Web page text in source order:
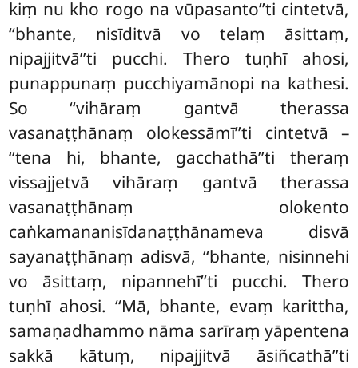
kiṃ nu kho rogo na vūpasanto’’ti cintetvā,
‘‘bhante, nisīditvā vo telaṃ āsittaṃ,
nipajjitvā’’ti pucchi. Thero tuṇhī ahosi,
punappunaṃ pucchiyamānopi na kathesi.
So ‘‘vihāraṃ gantvā therassa
vasanaṭṭhānaṃ olokessāmī’’ti cintetvā –
‘‘tena hi, bhante, gacchathā’’ti theraṃ
vissajjetvā vihāraṃ gantvā therassa
vasanaṭṭhānaṃ olokento
caṅkamananisīdanaṭṭhānameva disvā
sayanaṭṭhānaṃ adisvā, ‘‘bhante, nisinnehi
vo āsittaṃ, nipannehī’’ti pucchi. Thero
tuṇhī ahosi. ‘‘Mā, bhante, evaṃ karittha,
samaṇadhammo nāma sarīraṃ yāpentena
sakkā kātuṃ, nipajjitvā āsiñcathā’’ti